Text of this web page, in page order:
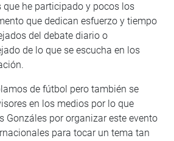
que he participado y pocos los
que dedican esfuerzo y tiempo
del debate diario o
de lo que se escucha en los
de fútbol pero también se
en los medios por lo que
Gonzáles por organizar este evento
para tocar un tema tan